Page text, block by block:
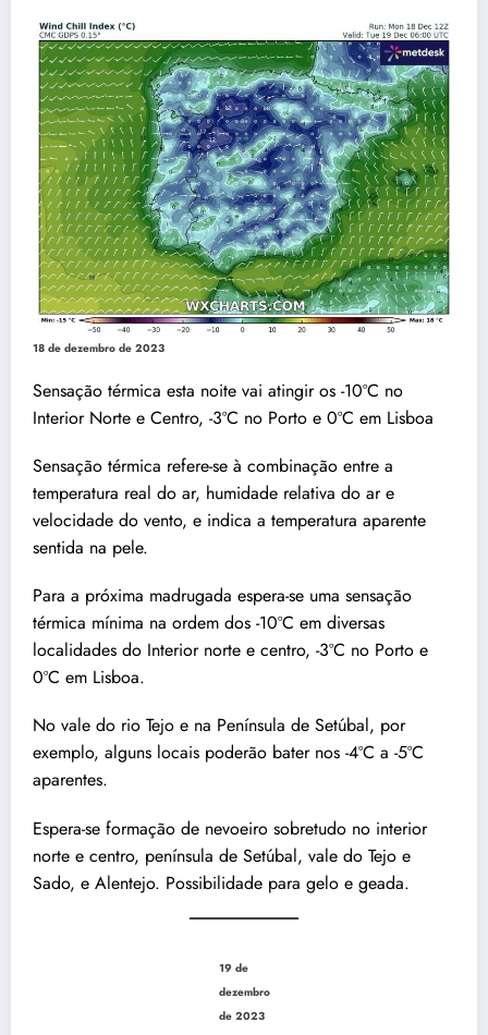
18 de dezembro de 2023
Sensação térmica esta noite vai atingir os -10ºC no
Interior Norte e Centro, -3ºC no Porto e 0ºC em Lisboa
Sensação térmica refere-se à combinação entre a
temperatura real do ar, humidade relativa do ar e
velocidade do vento, e indica a temperatura aparente
sentida na pele.
Para a próxima madrugada espera-se uma sensação
térmica mínima na ordem dos -10ºC em diversas
localidades do Interior norte e centro, -3ºC no Porto e
0ºC em Lisboa.
No vale do rio Tejo e na Península de Setúbal, por
exemplo, alguns locais poderão bater nos -4ºC a -5ºC
aparentes.
Espera-se formação de nevoeiro sobretudo no interior
norte e centro, península de Setúbal, vale do Tejo e
Sado, e Alentejo. Possibilidade para gelo e geada.
19 de
dezembro
de 2023